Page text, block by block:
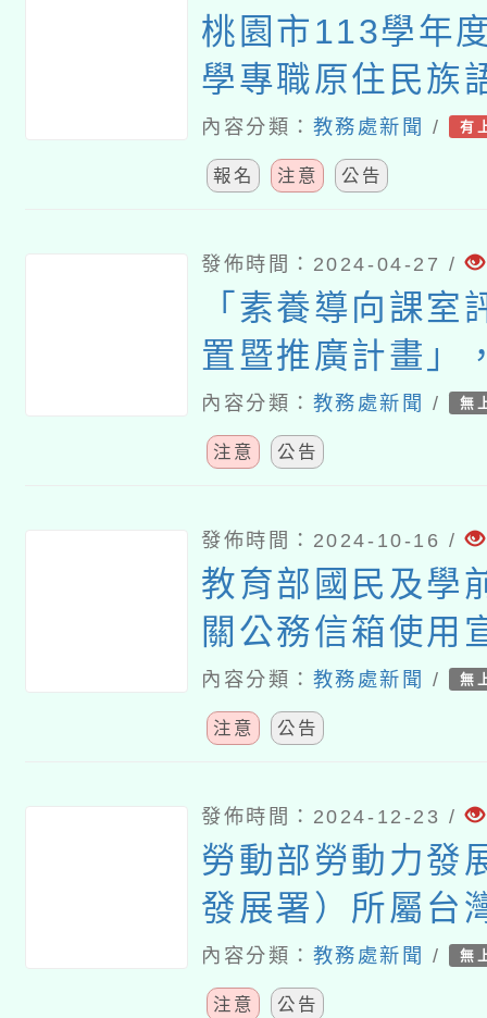
桃園市113學年
學專職原住民族
住民族語教學支
聯合甄選聘任簡
內容分類： 教務處新聞 / 有
報名 注意 公告
發佈時間：2024-04-27 /
「素養導向課室
置暨推廣計畫」
畫資源，已製作
彈性課室評量主
課室評量基礎概
片，將上架教育
臺
內容分類： 教務處新聞 / 無
注意 公告
發佈時間：2024-10-16 /
教育部國民及學
關公務信箱使用
管理指引
內容分類： 教務處新聞 / 無
注意 公告
發佈時間：2024-12-23 /
勞動部勞動力發
發展署）所屬台
稱遭詐騙釣魚電
內容分類： 教務處新聞 / 無
注意 公告